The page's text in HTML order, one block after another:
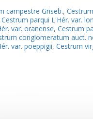
campestre Griseb.,
Cestrum parqui L'Hér. var.
var. oranense, Cestrum
conglomeratum auct.
var. poeppigii, Cestrum